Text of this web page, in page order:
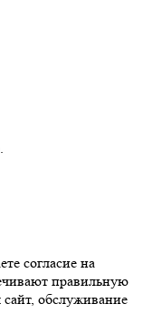
согласие на
правильную
обслуживание